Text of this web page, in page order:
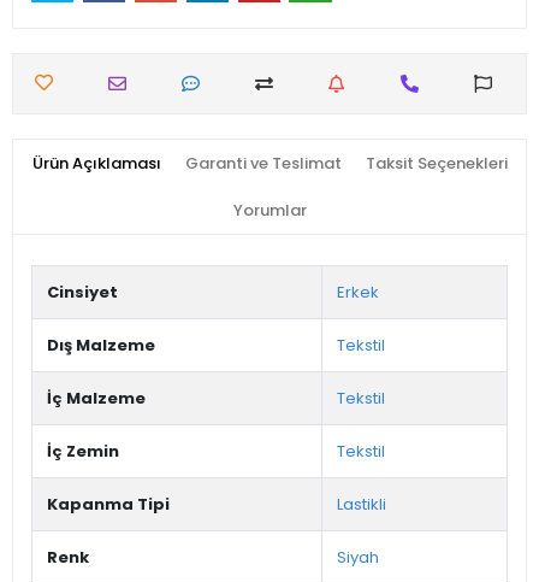
Ürün Açıklaması Garanti ve Teslimat Taksit Seçenekleri
Yorumlar
Cinsiyet Erkek
Dış Malzeme Tekstil
İç Malzeme Tekstil
İç Zemin Tekstil
Kapanma Tipi Lastikli
Renk Siyah